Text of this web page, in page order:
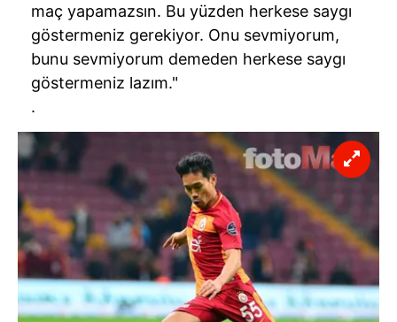
maç yapamazsın. Bu yüzden herkese saygı
göstermeniz gerekiyor. Onu sevmiyorum,
bunu sevmiyorum demeden herkese saygı
göstermeniz lazım."
.